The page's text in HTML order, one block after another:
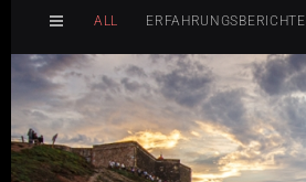
ALL ERFAHRUNGSBERICHTE